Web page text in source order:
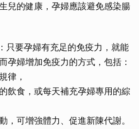
兒的健康，孕婦應該避免感染腸
只要孕婦有充足的免疫力，就能
孕婦增加免疫力的方式，包括：
律，
飲食，或每天補充孕婦專用的綜
，可增強體力、促進新陳代謝。